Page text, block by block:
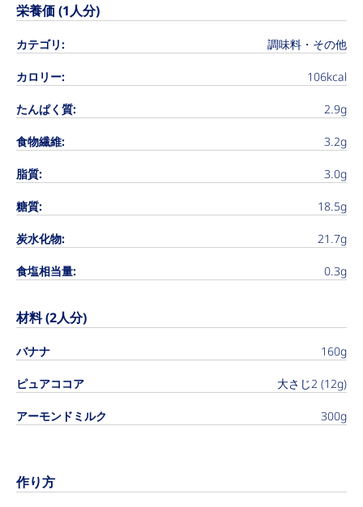
栄養価 (1人分)
カテゴリ:
調味料・その他
カロリー:
106kcal
たんぱく質:
2.9g
食物繊維:
3.2g
脂質:
3.0g
糖質:
18.5g
炭水化物:
21.7g
食塩相当量:
0.3g
材料 (2人分)
バナナ
160g
ピュアココア
大さじ2 (12g)
アーモンドミルク
300g
作り方